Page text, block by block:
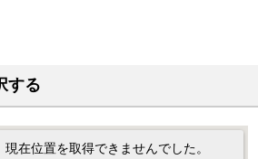
する
現在位置を取得できませんでした。